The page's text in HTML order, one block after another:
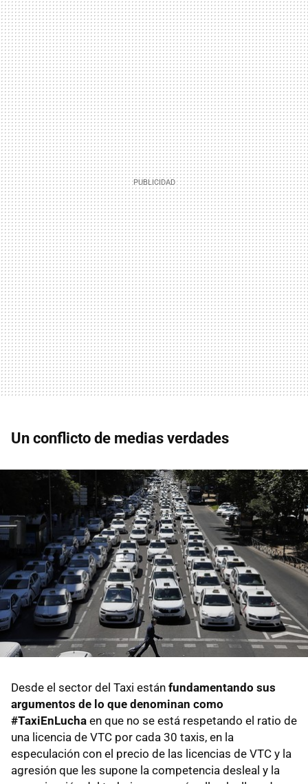
Un conflicto de medias verdades
Desde el sector del Taxi están fundamentando sus
argumentos de lo que denominan como
#TaxiEnLucha en que no se está respetando el ratio de
una licencia de VTC por cada 30 taxis, en la
especulación con el precio de las licencias de VTC y la
agresión que les supone la competencia desleal y la